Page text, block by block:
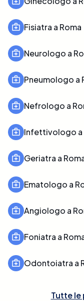
Fisiatra a Roma
Neurologo a
Pneumologo a
Nefrologo a
Infettivologo a
Geriatra a
Ematologo a
Angiologo a
Foniatra a
Odontoiatra a
Tutte